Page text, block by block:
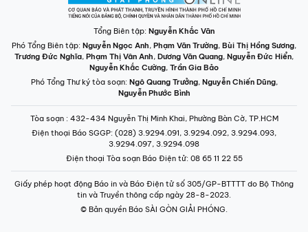
Tổng Biên tập: Nguyễn Khắc Văn
Phó Tổng Biên tập: Nguyễn Ngọc Anh, Phạm Văn Trường, Bùi Thị Hồng Sương,
Trương Đức Nghĩa, Phạm Thị Vân Anh, Dương Văn Quang, Nguyễn Đức Hiển,
Nguyễn Khắc Cường, Trần Gia Bảo
Phó Tổng Thư ký tòa soạn: Ngô Quang Trưởng, Nguyễn Chiến Dũng,
Nguyễn Phước Bình
Tòa soạn : 432-434 Nguyễn Thị Minh Khai, Phường Bàn Cờ, TP.HCM
Điện thoại Báo SGGP: (028) 3.9294.091, 3.9294.092, 3.9294.093,
3.9294.097, 3.9294.098
Điện thoại Tòa soạn Báo Điện tử: 08 65 11 22 55
Giấy phép hoạt động Báo in và Báo Điện tử số 305/GP-BTTTT do Bộ Thông
tin và Truyền thông cấp ngày 28-8-2023.
© Bản quyền Báo SÀI GÒN GIẢI PHÓNG.